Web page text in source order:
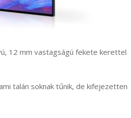
12 mm vastagságú fekete kerettel
talán soknak tűnik, de kifejezetten